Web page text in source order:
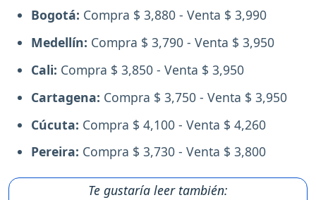
Bogotá: Compra $ 3,880 - Venta $ 3,990
Medellín: Compra $ 3,790 - Venta $ 3,950
Cali: Compra $ 3,850 - Venta $ 3,950
Cartagena: Compra $ 3,750 - Venta $ 3,950
Cúcuta: Compra $ 4,100 - Venta $ 4,260
Pereira: Compra $ 3,730 - Venta $ 3,800
Te gustaría leer también: